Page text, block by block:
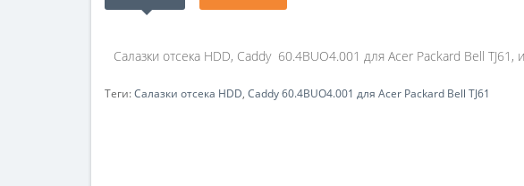
Салазки отсека HDD, Caddy 60.4BUO4.001 для Acer Packard Bell TJ61,
Теги:Салазки отсека HDD, Caddy 60.4BUO4.001 для Acer Packard Bell TJ61